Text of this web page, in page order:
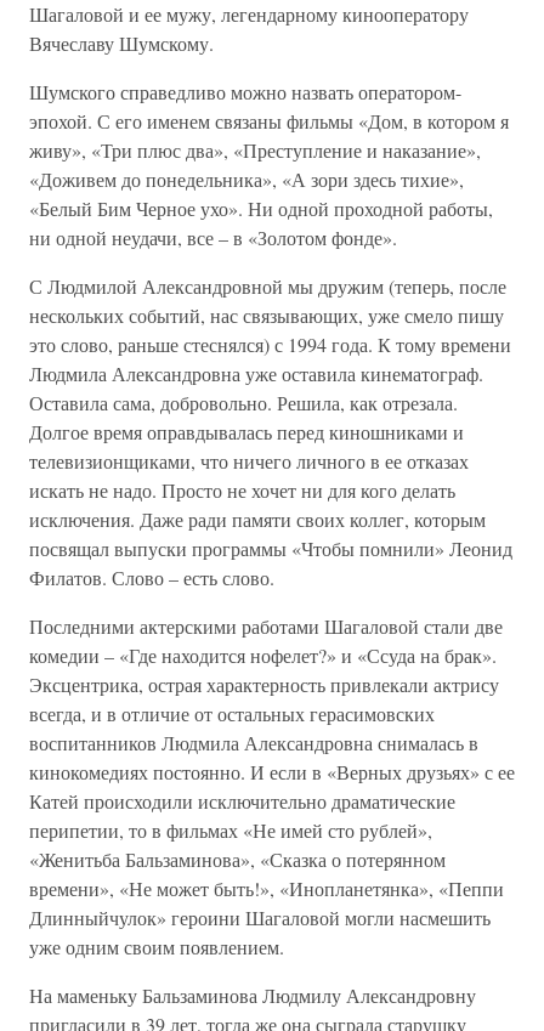
Шагаловой и ее мужу, легендарному кинооператору
Вячеславу Шумскому.
Шумского справедливо можно назвать оператором-
эпохой. С его именем связаны фильмы «Дом, в котором я
живу», «Три плюс два», «Преступление и наказание»,
«Доживем до понедельника», «А зори здесь тихие»,
«Белый Бим Черное ухо». Ни одной проходной работы,
ни одной неудачи, все – в «Золотом фонде».
С Людмилой Александровной мы дружим (теперь, после
нескольких событий, нас связывающих, уже смело пишу
это слово, раньше стеснялся) с 1994 года. К тому времени
Людмила Александровна уже оставила кинематограф.
Оставила сама, добровольно. Решила, как отрезала.
Долгое время оправдывалась перед киношниками и
телевизионщиками, что ничего личного в ее отказах
искать не надо. Просто не хочет ни для кого делать
исключения. Даже ради памяти своих коллег, которым
посвящал выпуски программы «Чтобы помнили» Леонид
Филатов. Слово – есть слово.
Последними актерскими работами Шагаловой стали две
комедии – «Где находится нофелет?» и «Ссуда на брак».
Эксцентрика, острая характерность привлекали актрису
всегда, и в отличие от остальных герасимовских
воспитанников Людмила Александровна снималась в
кинокомедиях постоянно. И если в «Верных друзьях» с ее
Катей происходили исключительно драматические
перипетии, то в фильмах «Не имей сто рублей»,
«Женитьба Бальзаминова», «Сказка о потерянном
времени», «Не может быть!», «Инопланетянка», «Пеппи
Длинныйчулок» героини Шагаловой могли насмешить
уже одним своим появлением.
На маменьку Бальзаминова Людмилу Александровну
пригласили в 39 лет, тогда же она сыграла старушку